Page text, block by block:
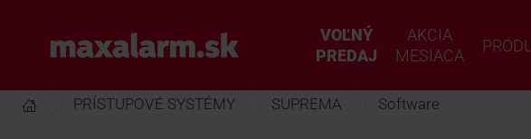
hlavnému
www.maxalarm.sk
VOĽNÝ
PREDAJ
AKCIA
MESIACA
PRÍSTUPOVÉ SYSTÉMY SUPREMA Software